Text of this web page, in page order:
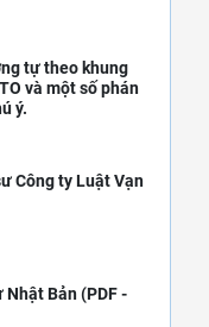
tự theo khung
và một số phán
ý.
Công ty Luật Vạn
Bản (PDF -